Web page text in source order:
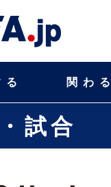
る 関わる
試合